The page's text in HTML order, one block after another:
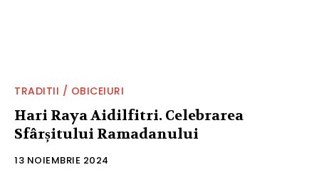
TRADITII / OBICEIURI
Hari Raya Aidilfitri. Celebrarea
Sfârșitului Ramadanului
13 NOIEMBRIE 2024